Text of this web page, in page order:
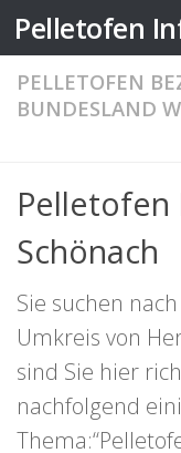
Zum Inhalt
Pelletofen
PELLETOFEN
BUNDESLAND
Pelletofen
Schönach
Sie suchen
Umkreis von
sind Sie hier
nachfolgend